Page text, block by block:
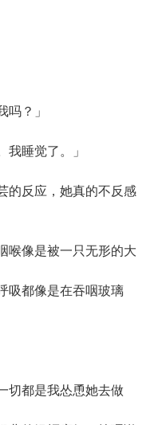
？」
睡觉了。」
反应，她真的不反感
像是被一只无形的大
吸都像是在吞咽玻璃
都是我怂恿她去做